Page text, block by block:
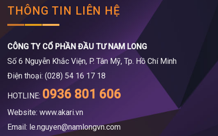
THÔNG TIN LIÊN HỆ
CÔNG TY CỔ PHẦN ĐẦU TƯ NAM LONG
Số 6 Nguyễn Khắc Viện, P. Tân Mỹ, Tp. Hồ Chí Minh
Điện thoại: (028) 54 16 17 18
HOTLINE: 0936 801 606
Website: www.akari.vn
Email: le.nguyen@namlongvn.com